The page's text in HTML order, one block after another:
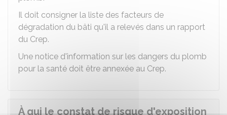
Il doit consigner la liste des facteurs de
dégradation du bâti qu'il a relevés dans un rapport
du Crep.
Une notice d'information sur les dangers du plomb
pour la santé doit être annexée au Crep.
À qui le constat de risque d'exposition